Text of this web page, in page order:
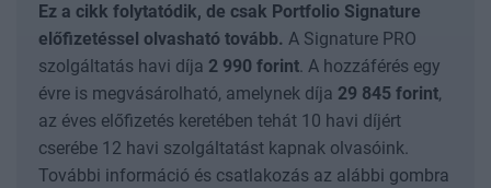
Ez a cikk folytatódik, de csak Portfolio Signature
előfizetéssel olvasható tovább. A Signature PRO
szolgáltatás havi díja 2 990 forint. A hozzáférés egy
évre is megvásárolható, amelynek díja 29 845 forint,
az éves előfizetés keretében tehát 10 havi díjért
cserébe 12 havi szolgáltatást kapnak olvasóink.
További információ és csatlakozás az alábbi gombra